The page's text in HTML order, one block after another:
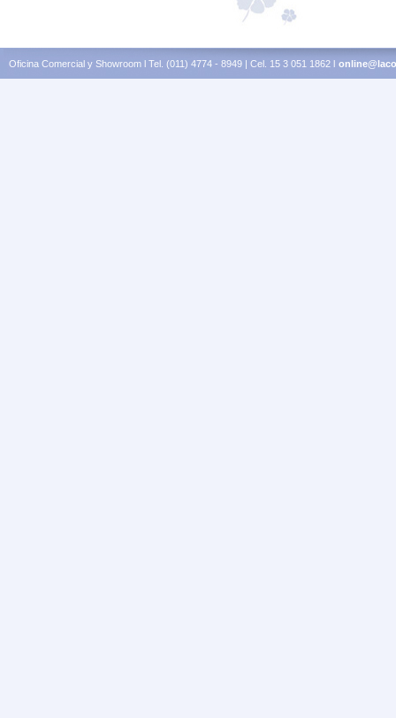
Oficina Comercial y Showroom l Tel. (011) 4774 - 8949 | Cel. 15 3 051 1862 l